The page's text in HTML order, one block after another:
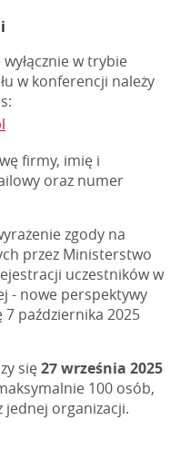
w trybie
w konferencji należy
firmy, imię i
oraz numer
zgody na
przez Ministerstwo
uczestników w
- nowe perspektywy
października 2025
się27 września 2025
100 osób,
jednej organizacji.